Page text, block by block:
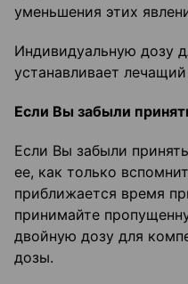
уменьшения этих
Индивидуальную дозу
устанавливает
Если Вы забыли
Если Вы забыли
ее, как только
приближается время
принимайте
двойную дозу для
дозы.